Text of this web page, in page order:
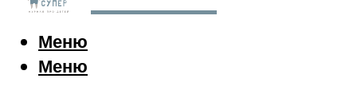
Меню
Меню